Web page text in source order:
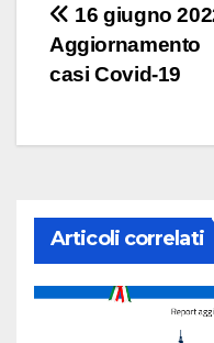
articoli
16 giugno
Aggiornamento
casi Covid-19
Articoli correlati